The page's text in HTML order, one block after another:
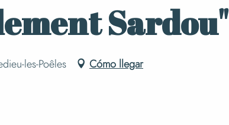
Sardou"
les-Poêles Cómo llegar